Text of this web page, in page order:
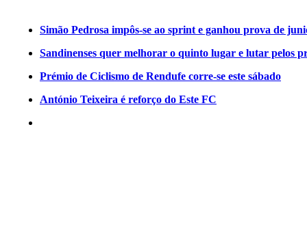
Simão Pedrosa impôs-se ao sprint e ganhou prova de
Sandinenses quer melhorar o quinto lugar e lutar pelos
Prémio de Ciclismo de Rendufe corre-se este sábado
António Teixeira é reforço do Este FC